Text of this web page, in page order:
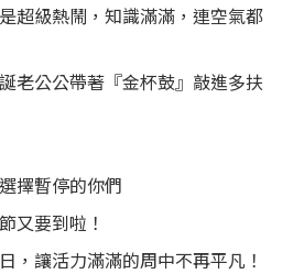
超級熱鬧，知識滿滿，連空氣都
老公公帶著『金杯鼓』敲進多扶
擇暫停的你們
又要到啦！
，讓活力滿滿的周中不再平凡！